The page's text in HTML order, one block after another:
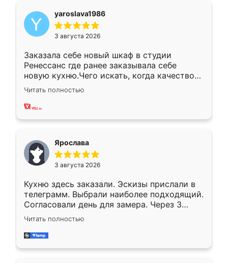
yaroslava1986
3 августа 2026
Заказала себе новый шкаф в студии
Ренессанс где ранее заказывала себе
новую кухню.Чего искать, когда качеством
вполне довольна. Служит кухня уже почти
два года, нареканий нет.
Читать полностью
Ярослава
3 августа 2026
Кухню здесь заказали. Эскизы прислали в
телеграмм. Выбрали наиболее подходящий.
Согласовали день для замера. Через 3
недели кухня была уже готова. Остались
довольны работой. Спасибо Ренессанс
мебель за качественную работу!
Читать полностью